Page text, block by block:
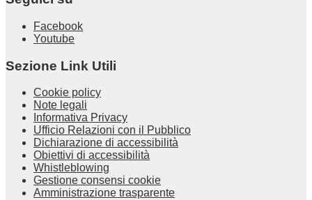
Facebook
Youtube
Sezione Link Utili
Cookie policy
Note legali
Informativa Privacy
Ufficio Relazioni con il Pubblico
Dichiarazione di accessibilità
Obiettivi di accessibilità
Whistleblowing
Gestione consensi cookie
Amministrazione trasparente